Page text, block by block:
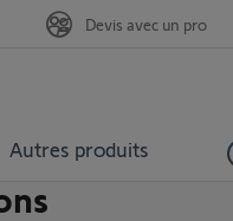
Autres produits
Devis avec un pro